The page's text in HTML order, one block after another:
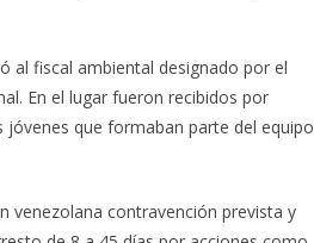
al fiscal ambiental designado por el
En el lugar fueron recibidos por
que formaban parte del equipo
venezolana contravención prevista y